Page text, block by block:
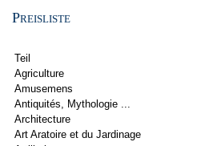
Preisliste
Teil
Agriculture
Amusemens
Antiquités, Mythologie ...
Architecture
Art Aratoire et du Jardinage